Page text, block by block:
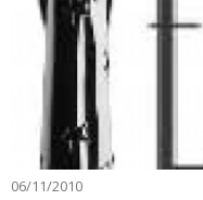
06/11/2010